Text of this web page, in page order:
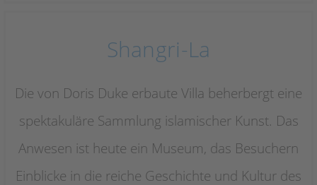
Shangri-La
Die von Doris Duke erbaute Villa beherbergt eine
spektakuläre Sammlung islamischer Kunst. Das
Anwesen ist heute ein Museum, das Besuchern
Einblicke in die reiche Geschichte und Kultur des